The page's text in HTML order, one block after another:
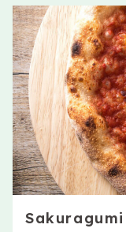
Sakuragumi